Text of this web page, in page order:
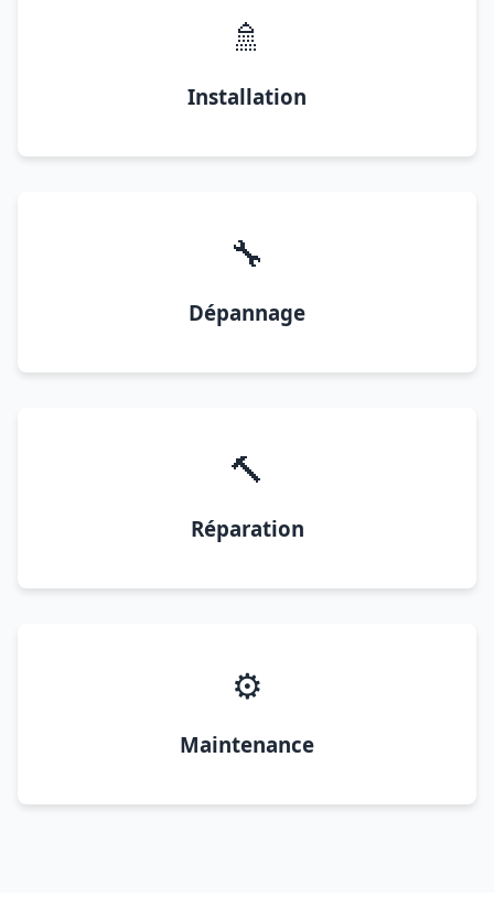
🚿
Installation
🔧
Dépannage
🔨
Réparation
⚙️
Maintenance